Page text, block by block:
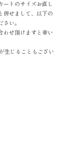
ートのサイズお直し
併せまして、以下の
い。
わせ頂けますと幸い
生じることもござい